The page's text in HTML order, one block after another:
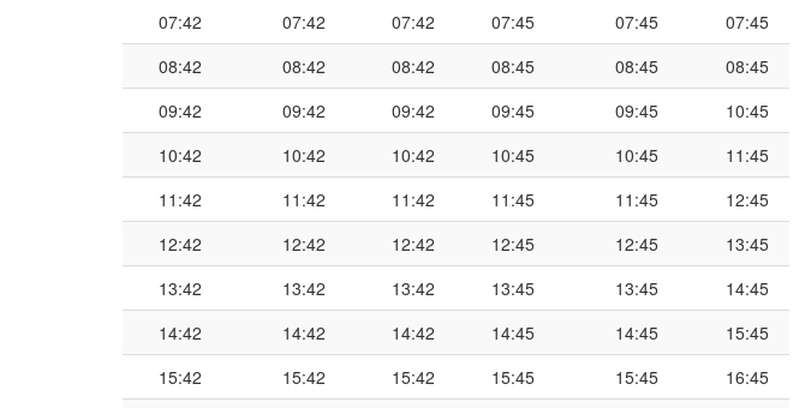
07:42
07:42 07:42 07:45 07:45
07:45
08:42
08:42 08:42 08:45 08:45
08:45
09:42
09:42 09:42 09:45 09:45
10:45
10:42
10:42 10:42 10:45 10:45
11:45
11:42
11:42 11:42 11:45 11:45
12:45
12:42
12:42 12:42 12:45 12:45
13:45
13:42
13:42 13:42 13:45 13:45
14:45
14:42
14:42 14:42 14:45 14:45
15:45
15:42
15:42 15:42 15:45 15:45
16:45